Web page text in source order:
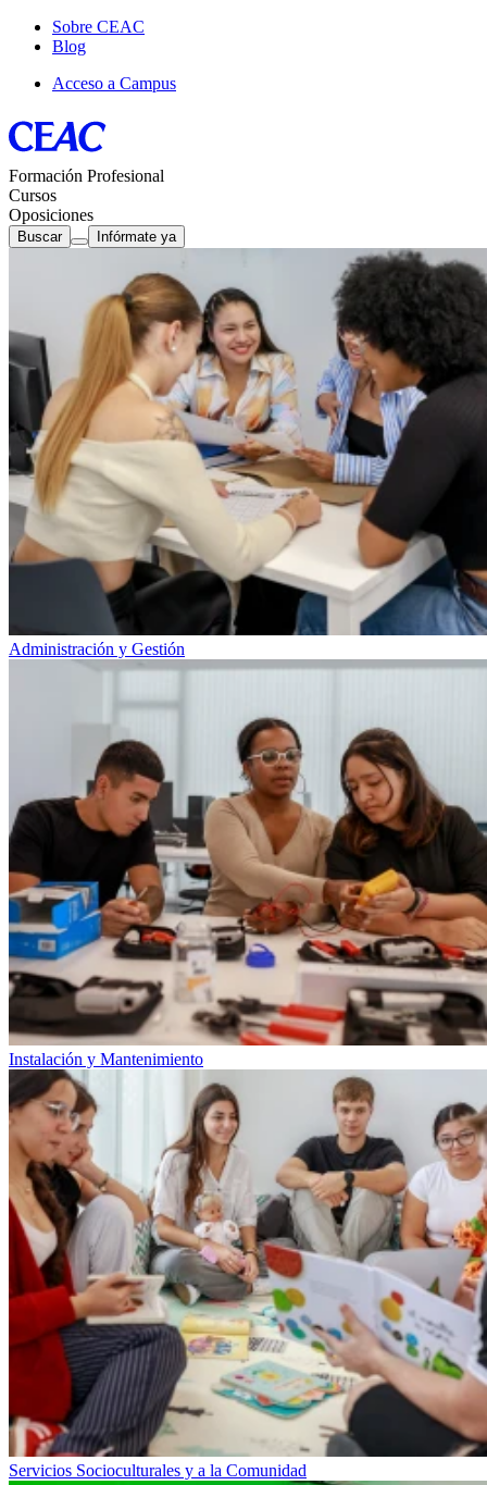
Sobre CEAC
Blog
Acceso a Campus
Formación Profesional
Cursos
Oposiciones
Buscar Infórmate ya
Administración y Gestión
Instalación y Mantenimiento
Servicios Socioculturales y a la Comunidad